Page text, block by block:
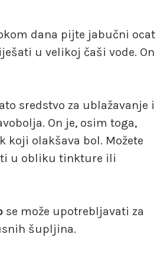
dana pijte jabučni ocat
u velikoj čaši vode. On
sredstvo za ublažavanje i
On je, osim toga,
koji olakšava bol. Možete
u obliku tinkture ili
se može upotrebljavati za
šupljina.